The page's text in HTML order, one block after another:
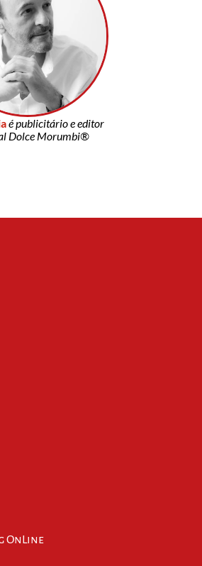
é publicitário e editor
Dolce Morumbi®
OnLine